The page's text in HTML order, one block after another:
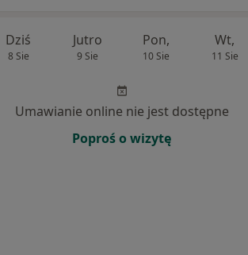
Dziś
8 Sie
Jutro
9 Sie
Pon,
10 Sie
Wt,
11 Sie
Umawianie online nie jest dostępne
Poproś o wizytę